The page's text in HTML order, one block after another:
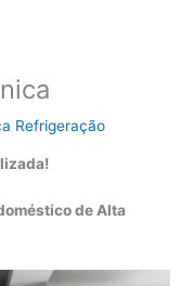
Refrigeração
de Alta